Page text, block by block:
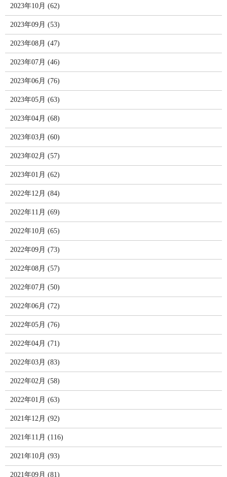
2023年10月 (62)
2023年09月 (53)
2023年08月 (47)
2023年07月 (46)
2023年06月 (76)
2023年05月 (63)
2023年04月 (68)
2023年03月 (60)
2023年02月 (57)
2023年01月 (62)
2022年12月 (84)
2022年11月 (69)
2022年10月 (65)
2022年09月 (73)
2022年08月 (57)
2022年07月 (50)
2022年06月 (72)
2022年05月 (76)
2022年04月 (71)
2022年03月 (83)
2022年02月 (58)
2022年01月 (63)
2021年12月 (92)
2021年11月 (116)
2021年10月 (93)
2021年09月 (81)